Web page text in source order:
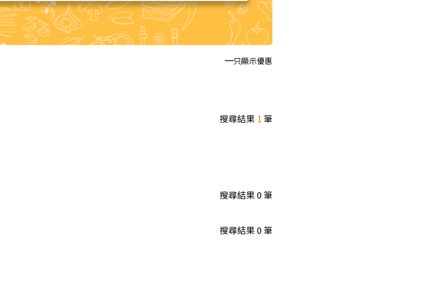
只顯示優惠
搜尋結果 1筆
搜尋結果0筆
搜尋結果0筆